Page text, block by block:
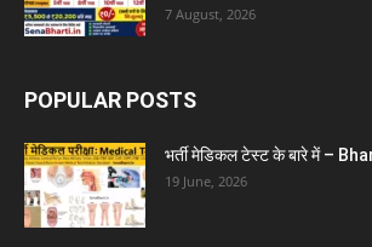
7 August, 2026
POPULAR POSTS
भर्ती मेडिकल टेस्ट के बारे में –
19 June, 2026